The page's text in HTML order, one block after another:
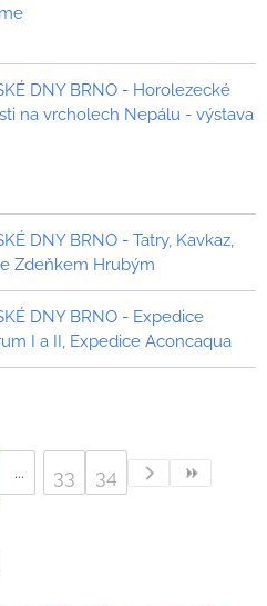
DNY BRNO - Horolezecké
na vrcholech Nepálu - výstava
DNY BRNO - Tatry, Kavkaz,
Zdeňkem Hrubým
DNY BRNO - Expedice
I a II, Expedice Aconcaqua
33 34